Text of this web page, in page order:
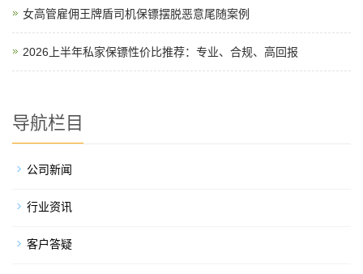
女高管雇佣王牌盾司机保镖摆脱恶意尾随案例
2026上半年私家保镖性价比推荐：专业、合规、高回报
导航栏目
公司新闻
行业资讯
客户答疑